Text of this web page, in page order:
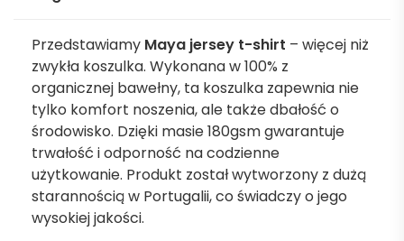
Przedstawiamy Maya jersey t-shirt – więcej niż
zwykła koszulka. Wykonana w 100% z
organicznej bawełny, ta koszulka zapewnia nie
tylko komfort noszenia, ale także dbałość o
środowisko. Dzięki masie 180gsm gwarantuje
trwałość i odporność na codzienne
użytkowanie. Produkt został wytworzony z dużą
starannością w Portugalii, co świadczy o jego
wysokiej jakości.